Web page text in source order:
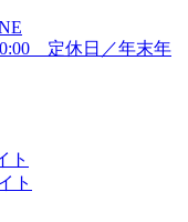
定休日／年末年
ト
ト